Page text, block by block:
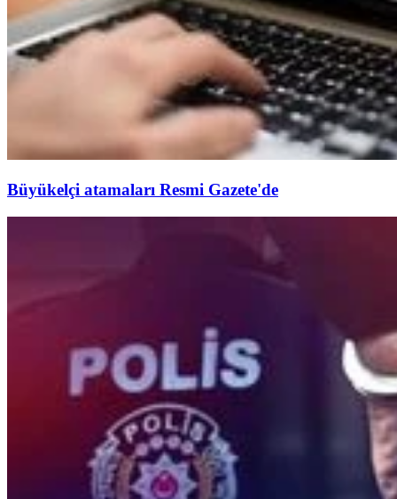
Büyükelçi atamaları Resmi Gazete'de